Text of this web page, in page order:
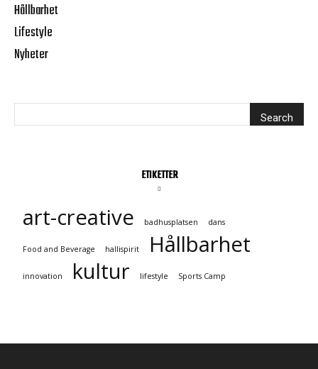
Hållbarhet
Lifestyle
Nyheter
ETIKETTER
art-creative badhusplatsen dans
Food and Beverage hallispirit Hållbarhet
innovation kultur lifestyle Sports Camp